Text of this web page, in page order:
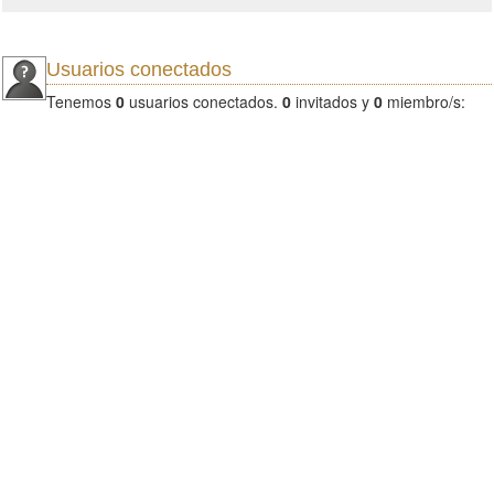
Usuarios conectados
Tenemos 0 usuarios conectados. 0 invitados y 0 miembro/s: